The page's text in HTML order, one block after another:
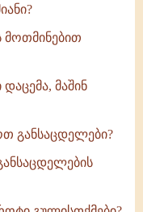
მოთმინებით
მაშინ
განსაცდელები?